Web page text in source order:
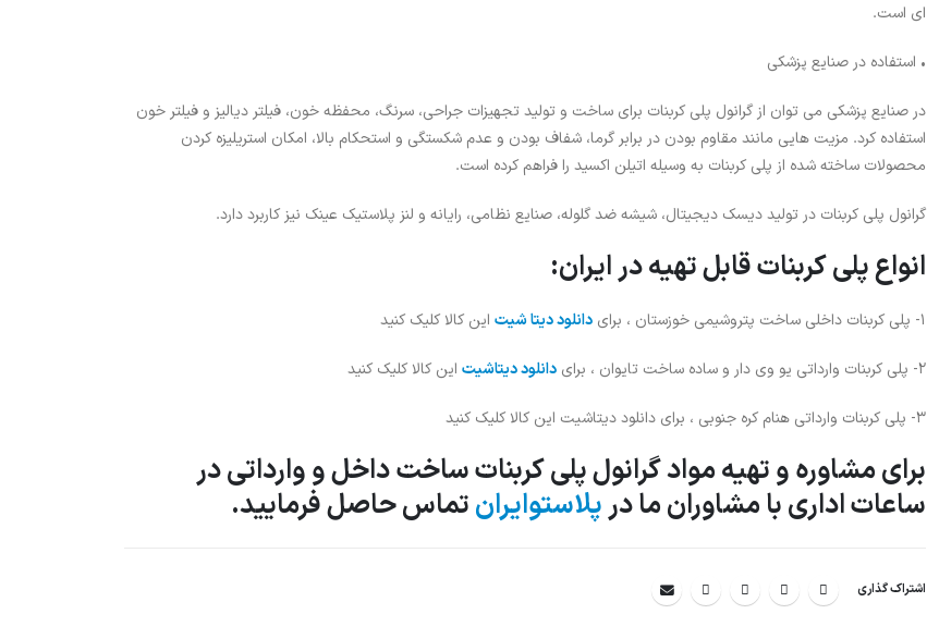
ای است.
• استفاده در صنایع پزشکی
در صنایع پزشکی می توان از گرانول پلی کربنات برای ساخت و تولید تجهیزات جراحی، سرنگ، محفظه خون، فیلتر دیالیز و فیلتر خون
استفاده کرد. مزیت هایی مانند مقاوم بودن در برابر گرما، شفاف بودن و عدم شکستگی و استحکام بالا، امکان استریلیزه کردن
محصولات ساخته شده از پلی کربنات به وسیله اتیلن اکسید را فراهم کرده است.
گرانول پلی کربنات در تولید دیسک دیجیتال، شیشه ضد گلوله، صنایع نظامی، رایانه و لنز پلاستیک عینک نیز کاربرد دارد.
انواع پلی کربنات قابل تهیه در ایران:
1- پلی کربنات داخلی ساخت پتروشیمی خوزستان ، برای دانلود دیتا شیت این کالا کلیک کنید
2- پلی کربنات وارداتی یو وی دار و ساده ساخت تایوان ، برای دانلود دیتاشیت این کالا کلیک کنید
3- پلی کربنات وارداتی هنام کره جنوبی ، برای دانلود دیتاشیت این کالا کلیک کنید
برای مشاوره و تهیه مواد گرانول پلی کربنات ساخت داخل و وارداتی در
ساعات اداری با مشاوران ما درپلاستوایرانتماس حاصل فرمایید.
اشتراک گذاری